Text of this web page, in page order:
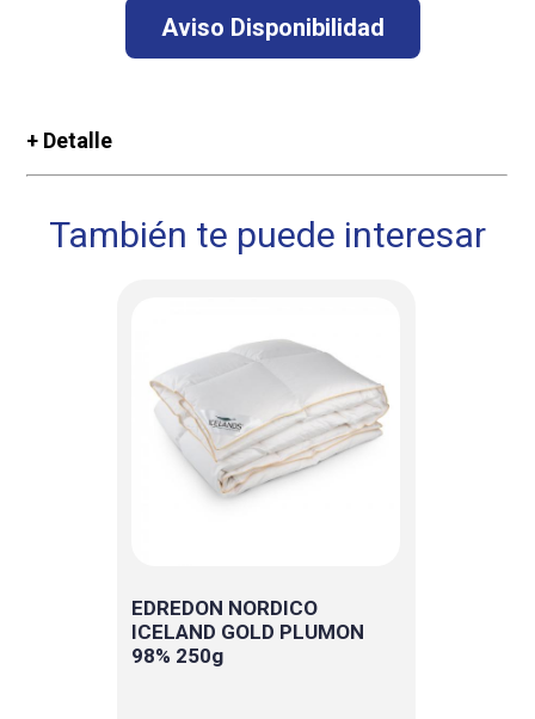
+ Detalle
También te puede interesar
EDREDON NORDICO
ICELAND GOLD PLUMON
98% 250g